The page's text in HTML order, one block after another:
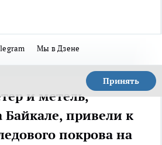
Мы в Дзене
Принять
и метель,
привели к
покрова на